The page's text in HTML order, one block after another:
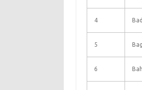
4
5
6